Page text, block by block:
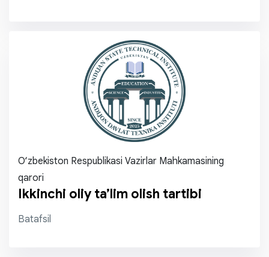
O‘zbekiston Respublikasi Vazirlar Mahkamasining
qarori
Ikkinchi oliy ta’lim olish tartibi
Batafsil